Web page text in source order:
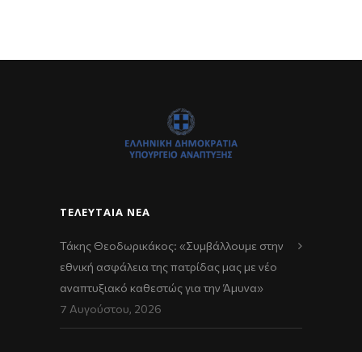
ΤΕΛΕΥΤΑΊΑ ΝΈΑ
Τάκης Θεοδωρικάκος: «Συμβάλλουμε στην
εθνική ασφάλεια της πατρίδας μας με νέο
αναπτυξιακό καθεστώς για την Άμυνα»
7 Αυγούστου, 2026